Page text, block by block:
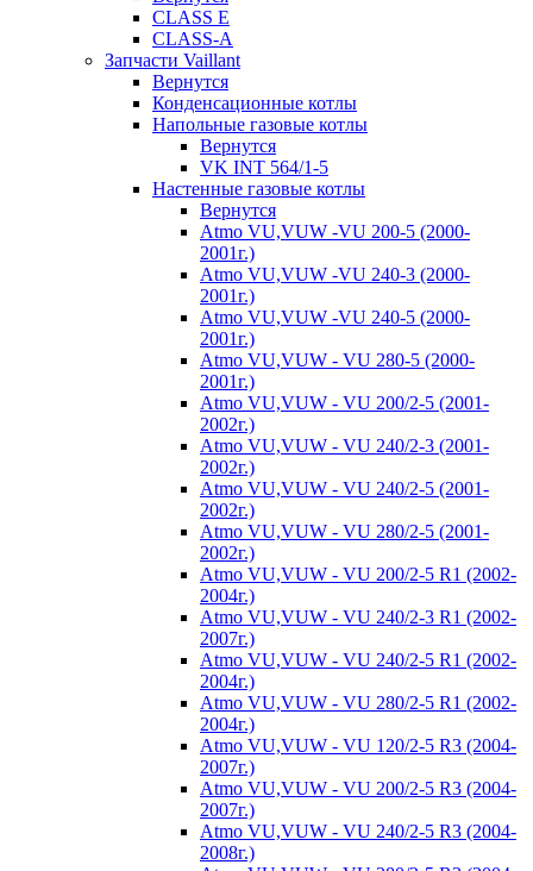
CLASS E
CLASS-A
Запчасти Vaillant
Вернутся
Конденсационные котлы
Напольные газовые котлы
Вернутся
VK INT 564/1-5
Настенные газовые котлы
Вернутся
Atmo VU,VUW -VU 200-5 (2000-
2001г.)
Atmo VU,VUW -VU 240-3 (2000-
2001г.)
Atmo VU,VUW -VU 240-5 (2000-
2001г.)
Atmo VU,VUW - VU 280-5 (2000-
2001г.)
Atmo VU,VUW - VU 200/2-5 (2001-
2002г.)
Atmo VU,VUW - VU 240/2-3 (2001-
2002г.)
Atmo VU,VUW - VU 240/2-5 (2001-
2002г.)
Atmo VU,VUW - VU 280/2-5 (2001-
2002г.)
Atmo VU,VUW - VU 200/2-5 R1 (2002-
2004г.)
Atmo VU,VUW - VU 240/2-3 R1 (2002-
2007г.)
Atmo VU,VUW - VU 240/2-5 R1 (2002-
2004г.)
Atmo VU,VUW - VU 280/2-5 R1 (2002-
2004г.)
Atmo VU,VUW - VU 120/2-5 R3 (2004-
2007г.)
Atmo VU,VUW - VU 200/2-5 R3 (2004-
2007г.)
Atmo VU,VUW - VU 240/2-5 R3 (2004-
2008г.)